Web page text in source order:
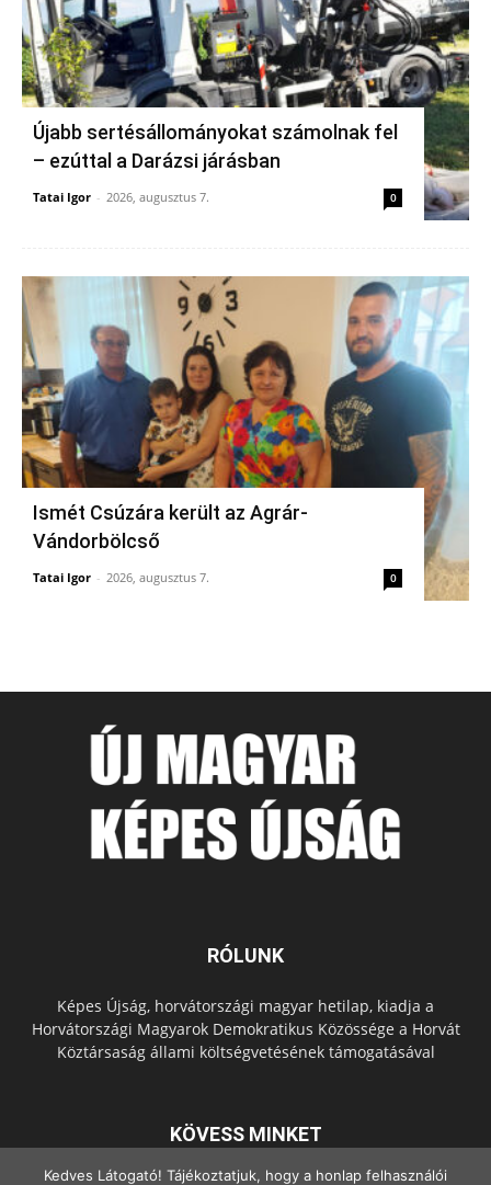
Újabb sertésállományokat számolnak fel
– ezúttal a Darázsi járásban
Tatai Igor - 2026, augusztus 7. 0
Ismét Csúzára került az Agrár-
Vándorbölcső
Tatai Igor - 2026, augusztus 7. 0
RÓLUNK
Képes Újság, horvátországi magyar hetilap, kiadja a
Horvátországi Magyarok Demokratikus Közössége a Horvát
Köztársaság állami költségvetésének támogatásával
KÖVESS MINKET
Kedves Látogató! Tájékoztatjuk, hogy a honlap felhasználói